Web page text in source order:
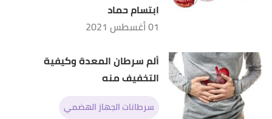
ابتسام حماد
01 أغسطس 2021
ألم سرطان المعدة وكيفية
التخفيف منه
سرطانات الجهاز الهضمي